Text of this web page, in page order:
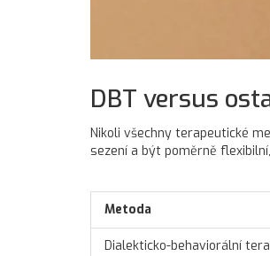
DBT versus
Nikoli všechny terapeutické
sezení a být poměrně
Metoda
Dialekticko-behaviorální